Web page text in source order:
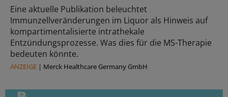
Eine aktuelle Publikation beleuchtet
Immunzellveränderungen im Liquor als Hinweis auf
kompartimentalisierte intrathekale
Entzündungsprozesse. Was dies für die MS-Therapie
bedeuten könnte.
ANZEIGE | Merck Healthcare Germany GmbH